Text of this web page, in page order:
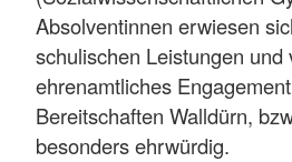
Absolventinnen erwiesen
schulischen Leistungen
ehrenamtliches
Bereitschaften Walldürn,
besonders ehrwürdig.